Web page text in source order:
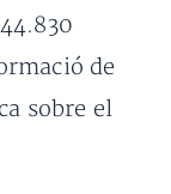
de
sobre el